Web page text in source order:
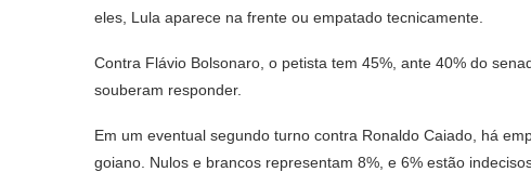
eles, Lula aparece na frente ou empatado tecnicamente.
Contra Flávio Bolsonaro, o petista tem 45%, ante 40% do
souberam responder.
Em um eventual segundo turno contra Ronaldo Caiado, há
goiano. Nulos e brancos representam 8%, e 6% estão